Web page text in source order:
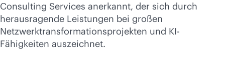
Consulting Services anerkannt, der sich durch
herausragende Leistungen bei großen
Netzwerktransformationsprojekten und KI-
Fähigkeiten auszeichnet.